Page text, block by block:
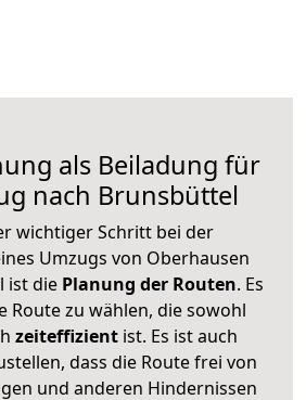
als Beiladung für
nach Brunsbüttel
wichtiger Schritt bei der
Umzugs von Oberhausen
ist die Planung der Routen. Es
Route zu wählen, die sowohl
zeiteffizientist. Es ist auch
dass die Route frei von
und anderen Hindernissen